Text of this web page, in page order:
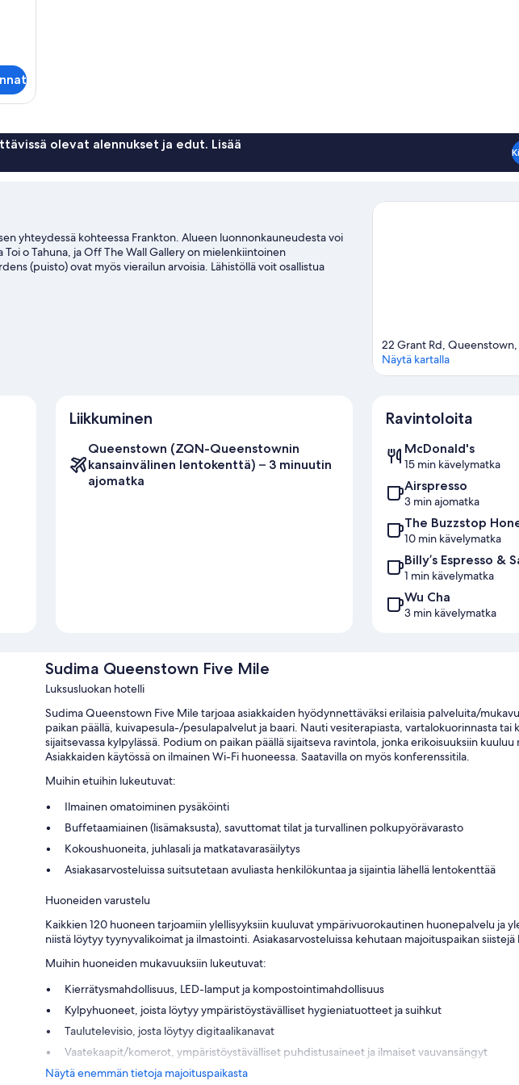
olevat alennukset ja edut. Lisää
yhteydessä kohteessa Frankton. Alueen luonnonkauneudesta voi
o Tahuna, ja Off The Wall Gallery on mielenkiintoinen
(puisto) ovat myös vierailun arvoisia. Lähistöllä voit osallistua
tai osallistua ulkoilma-aktiviteetteihin, joihin kuuluu
22 Grant Rd,
Näytä kartalla
Liikkuminen
Queenstown (ZQN-Queenstownin
kansainvälinen lentokenttä) – 3 minuutin
ajomatka
Ravintoloita
McDonald's
15 min kävelymatka
Airspresso
3 min ajomatka
The Buzzstop
10 min kävelymatka
Billy’s Espresso &
1 min kävelymatka
Wu Cha
3 min kävelymatka
Sudima Queenstown Five Mile
Luksusluokan hotelli
Sudima Queenstown Five Mile tarjoaa asiakkaiden hyödynnettäväksi erilaisia palveluita/
paikan päällä, kuivapesula-/pesulapalvelut ja baari. Nauti vesiterapiasta, vartalokuorinnasta tai
sijaitsevassa kylpylässä. Podium on paikan päällä sijaitseva ravintola, jonka erikoisuuksiin
Asiakkaiden käytössä on ilmainen Wi-Fi huoneessa. Saatavilla on myös konferenssitila.
Muihin etuihin lukeutuvat:
Ilmainen omatoiminen pysäköinti
Buffetaamiainen (lisämaksusta), savuttomat tilat ja turvallinen polkupyörävarasto
Kokoushuoneita, juhlasali ja matkatavarasäilytys
Asiakasarvosteluissa suitsutetaan avuliasta henkilökuntaa ja sijaintia lähellä lentokenttää
Huoneiden varustelu
Kaikkien 120 huoneen tarjoamiin ylellisyyksiin kuuluvat ympärivuorokautinen huonepalvelu ja
niistä löytyy tyynyvalikoimat ja ilmastointi. Asiakasarvosteluissa kehutaan majoituspaikan
Muihin huoneiden mukavuuksiin lukeutuvat:
Kierrätysmahdollisuus, LED-lamput ja kompostointimahdollisuus
Kylpyhuoneet, joista löytyy ympäristöystävälliset hygieniatuotteet ja suihkut
Taulutelevisio, josta löytyy digitaalikanavat
Vaatekaapit/komerot, ympäristöystävälliset puhdistusaineet ja ilmaiset vauvansängyt
Näytä enemmän tietoja majoituspaikasta